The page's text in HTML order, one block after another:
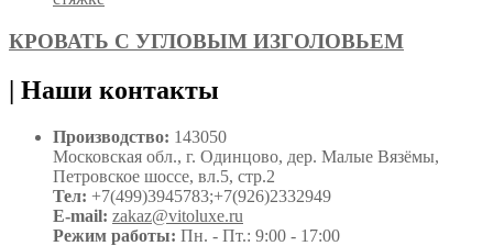
КРОВАТЬ С УГЛОВЫМ ИЗГОЛОВЬЕМ
| Наши контакты
Производство: 143050
Московская обл., г. Одинцово, дер. Малые Вязёмы,
Петровское шоссе, вл.5, стр.2
Тел: +7(499)3945783;+7(926)2332949
E-mail: zakaz@vitoluxe.ru
Режим работы: Пн. - Пт.: 9:00 - 17:00